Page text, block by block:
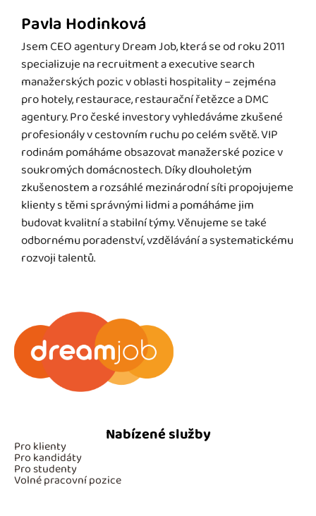
Pavla Hodinková
Jsem CEO agentury Dream Job, která se od roku 2011
specializuje na recruitment a executive search
manažerských pozic v oblasti hospitality – zejména
pro hotely, restaurace, restaurační řetězce a DMC
agentury. Pro české investory vyhledáváme zkušené
profesionály v cestovním ruchu po celém světě. VIP
rodinám pomáháme obsazovat manažerské pozice v
soukromých domácnostech. Díky dlouholetým
zkušenostem a rozsáhlé mezinárodní síti propojujeme
klienty s těmi správnými lidmi a pomáháme jim
budovat kvalitní a stabilní týmy. Věnujeme se také
odbornému poradenství, vzdělávání a systematickému
rozvoji talentů.
Nabízené služby
Pro klienty
Pro kandidáty
Pro studenty
Volné pracovní pozice